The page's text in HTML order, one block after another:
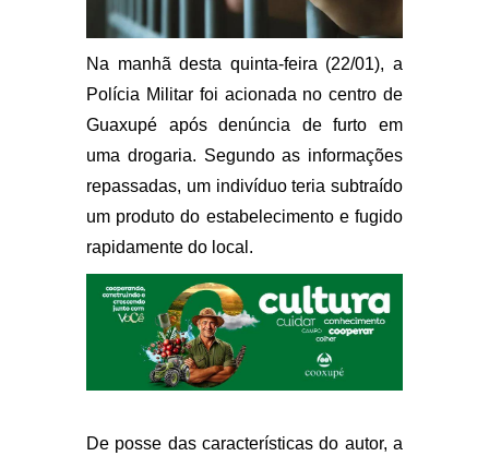
Na manhã desta quinta-feira (22/01), a
Polícia Militar foi acionada no centro de
Guaxupé após denúncia de furto em
uma drogaria. Segundo as informações
repassadas, um indivíduo teria subtraído
um produto do estabelecimento e fugido
rapidamente do local.
De posse das características do autor, a